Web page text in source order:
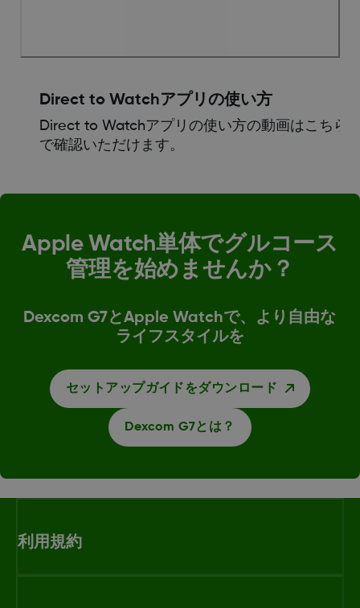
Direct to Watchアプリの使い方
Direct to Watchアプリの使い方の動画はこちら
で確認いただけます。
Apple Watch単体でグルコース
管理を始めませんか？
Dexcom G7とApple Watchで、より自由な
ライフスタイルを
セットアップガイドをダウンロード
Dexcom G7とは？
利用規約